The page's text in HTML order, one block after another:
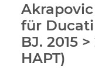
für Ducati
BJ. 2015
HAPT)